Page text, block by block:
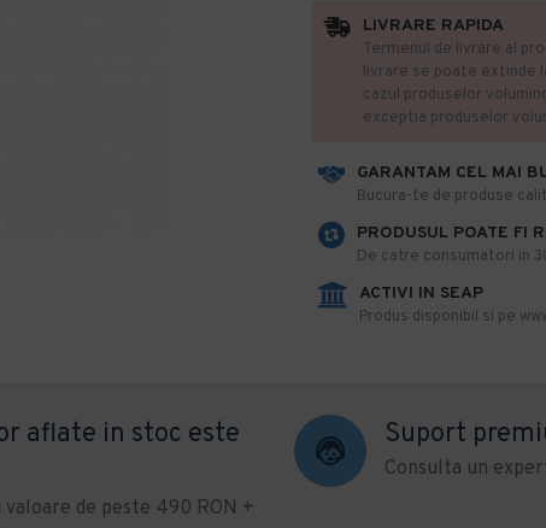
GARANTAM CEL MAI
​Bucura-te de produse
PRODUSUL POATE FI
De catre consumatori in
ACTIVI IN SEAP
Produs disponibil si pe
LIVRARE RAPIDA
Termenul de livrare al
livrare se poate extinde
cazul produselor
exceptia produselor
aflate in stoc este
de peste 490 RON +
Suport
Consulta un